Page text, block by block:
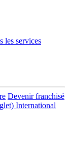
les services
Devenir franchisé
International